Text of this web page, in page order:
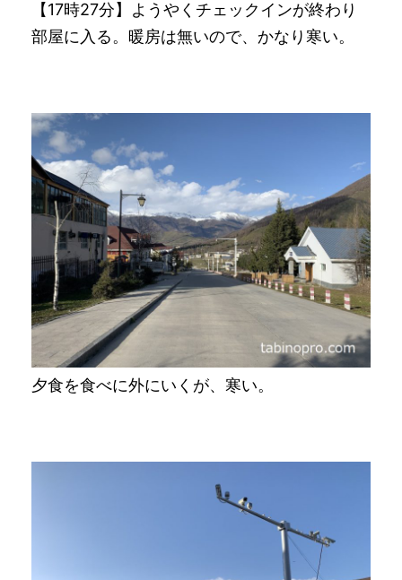
【17時27分】ようやくチェックインが終わり
部屋に入る。暖房は無いので、かなり寒い。
夕食を食べに外にいくが、寒い。